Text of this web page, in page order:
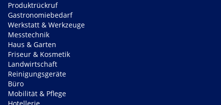
Produktrückruf
Gastronomiebedarf
Werkstatt & Werkzeuge
Messtechnik
Haus & Garten
Friseur & Kosmetik
Landwirtschaft
Reinigungsgeräte
Büro
Mobilität & Pflege